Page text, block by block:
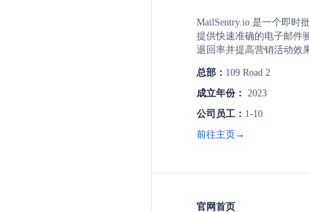
MailSentry.io 是一个即时
提供快速准确的电子邮件
退回率并提高营销活动效
单的API集成服务，适用
证需求。
总部： 109 Road 2
成立年份： 2023
公司员工： 1-10
前往主页→
官网首页